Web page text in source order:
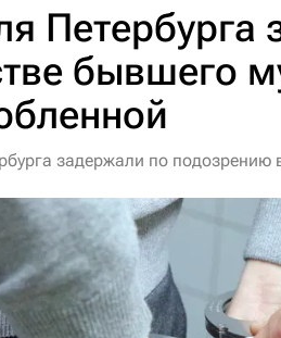
Петербурга
бывшего
задержали по подозрению